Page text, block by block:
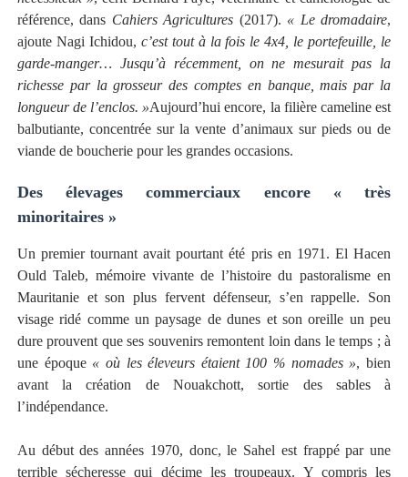
référence, dans Cahiers Agricultures (2017). « Le dromadaire,
ajoute Nagi Ichidou, c’est tout à la fois le 4x4, le portefeuille, le
garde-manger… Jusqu’à récemment, on ne mesurait pas la
richesse par la grosseur des comptes en banque, mais par la
longueur de l’enclos. »Aujourd’hui encore, la filière cameline est
balbutiante, concentrée sur la vente d’animaux sur pieds ou de
viande de boucherie pour les grandes occasions.
Des élevages commerciaux encore « très
minoritaires »
Un premier tournant avait pourtant été pris en 1971. El Hacen
Ould Taleb, mémoire vivante de l’histoire du pastoralisme en
Mauritanie et son plus fervent défenseur, s’en rappelle. Son
visage ridé comme un paysage de dunes et son oreille un peu
dure prouvent que ses souvenirs remontent loin dans le temps ; à
une époque « où les éleveurs étaient 100 % nomades », bien
avant la création de Nouakchott, sortie des sables à
l’indépendance.
Au début des années 1970, donc, le Sahel est frappé par une
terrible sécheresse qui décime les troupeaux. Y compris les